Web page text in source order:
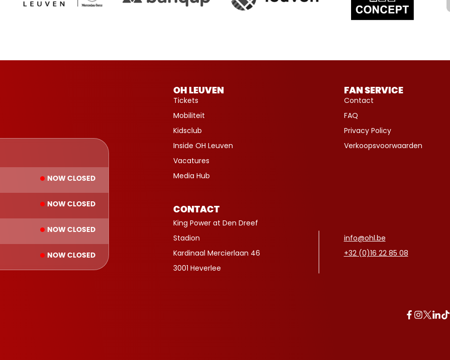
NOW CLOSED
NOW CLOSED
NOW CLOSED
NOW CLOSED
OH LEUVEN
Tickets
Mobiliteit
Kidsclub
Inside OH Leuven
Vacatures
Media Hub
FAN SERVICE
Contact
FAQ
Privacy Policy
Verkoopsvoorwaarden
CONTACT
King Power at Den Dreef
Stadion
Kardinaal Mercierlaan 46
3001 Heverlee
info@ohl.be
+32 (0)16 22 85 08